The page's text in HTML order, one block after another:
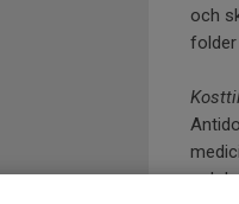
och
och